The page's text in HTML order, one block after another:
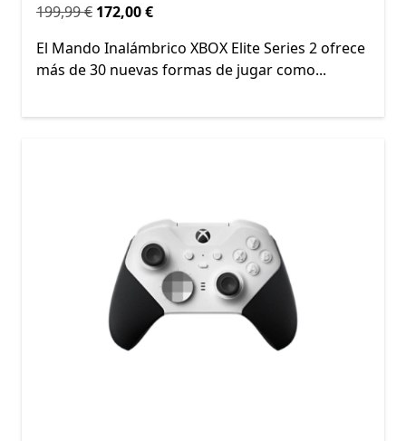
Originalmente 199,99 € ahora 172,00 €
199,99 € 172,00 €
El Mando Inalámbrico XBOX Elite Series 2 ofrece
más de 30 nuevas formas de jugar como...